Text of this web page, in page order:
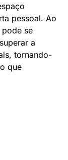
pessoal. Ao
se
a
tornando-
que